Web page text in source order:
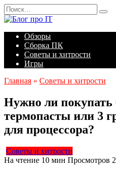
Перейти
к
содержанию
Search
for:
Обзоры
Сборка ПК
Советы и хитрости
Игры
Главная » Советы и хитрости
Нужно ли покупать
термопасты или 3
для процессора?
Советы и хитрости
На чтение 10 мин Просмотров